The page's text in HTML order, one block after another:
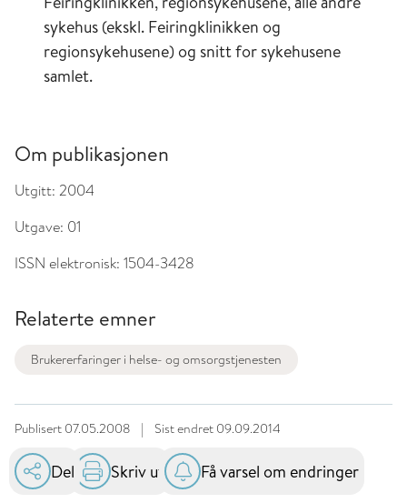
sykehus (ekskl. Feiringklinikken og
regionsykehusene) og snitt for sykehusene
samlet.
Om publikasjonen
Utgitt: 2004
Utgave: 01
ISSN elektronisk: 1504-3428
Relaterte emner
Brukererfaringer i helse- og omsorgstjenesten
Publisert 07.05.2008 | Sist endret 09.09.2014
Del Skriv ut Få varsel om endringer